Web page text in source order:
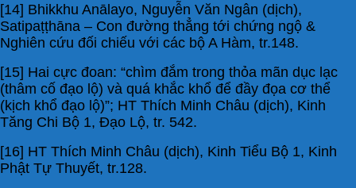
[14] Bhikkhu Anālayo, Nguyễn Văn Ngân (dịch),
Satipaṭṭhāna – Con đường thẳng tới chứng ngộ &
Nghiên cứu đối chiếu với các bộ A Hàm, tr.148.
[15] Hai cực đoan: “chìm đắm trong thỏa mãn dục lạc
(thâm cố đạo lộ) và quá khắc khổ để đầy đọa cơ thể
(kịch khổ đạo lộ)”; HT Thích Minh Châu (dịch), Kinh
Tăng Chi Bộ 1, Đạo Lộ, tr. 542.
[16] HT Thích Minh Châu (dịch), Kinh Tiểu Bộ 1, Kinh
Phật Tự Thuyết, tr.128.